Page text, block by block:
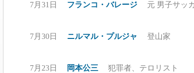
7月31日 フランコ・バレージ 元 男子サッ
7月30日 ニルマル・プルジャ 登山家
7月23日 岡本公三 犯罪者、テロリスト